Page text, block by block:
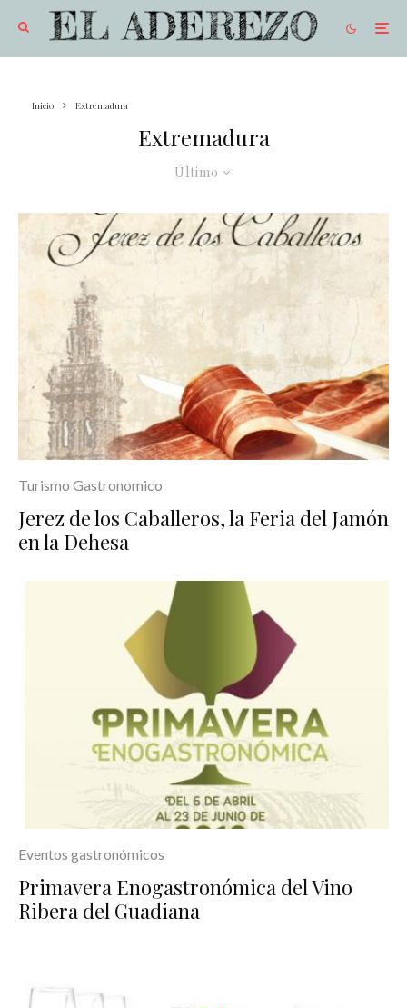
Inicio Extremadura
Extremadura
Último
Turismo Gastronomico
Jerez de los Caballeros, la Feria del Jamón
en la Dehesa
Eventos gastronómicos
Primavera Enogastronómica del Vino
Ribera del Guadiana